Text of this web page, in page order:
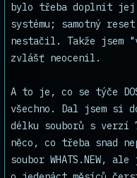
bylo třeba doplnit jej
systému; samotný
nestačil. Takže jsem
zvlášť neocenil.
A to je, co se týče
všechno. Dal jsem si
délku souborů s verzí
něco, co třeba snad
soubor WHATS.NEW,